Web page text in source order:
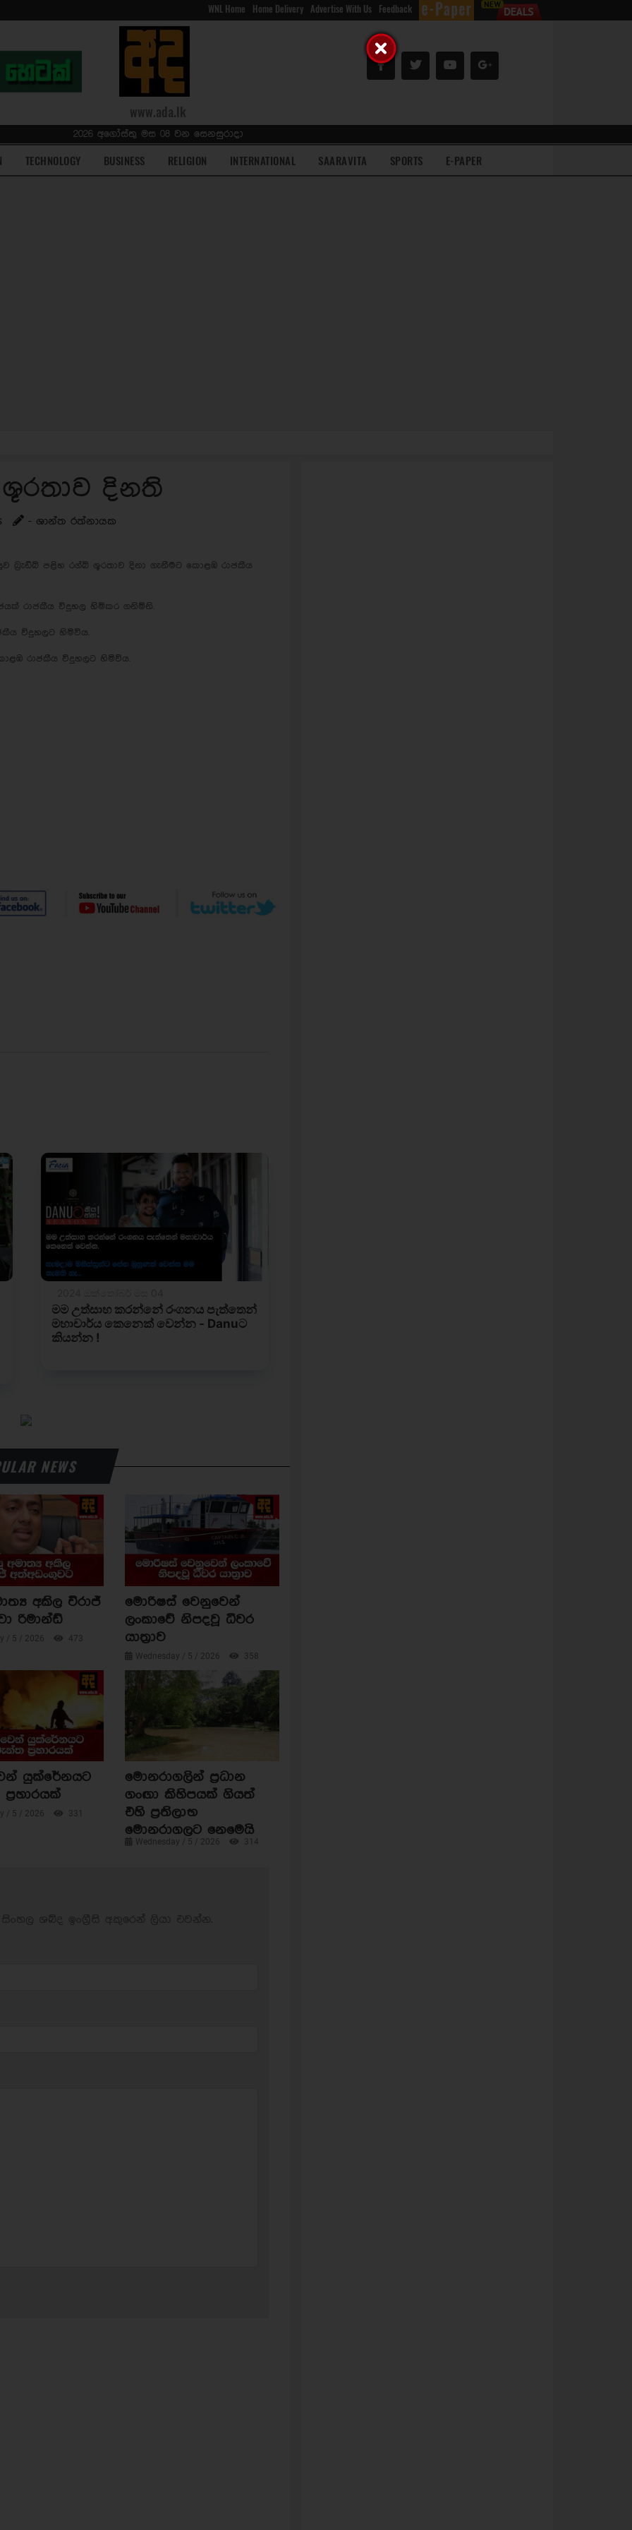
WNL Home Home Delivery Advertise With Us Feedback
www.ada.lk
2026 අගෝස්තු මස 08 වන සෙනසුරාදා
TECHNOLOGY BUSINESS RELIGION INTERNATIONAL SAARAVITA SPORTS E-PAPER
දිනති
- ශාන්ත රත්නායක
බ්‍රැඩ්බි පළිහ රග්බි ශූරතාව දිනා ගැනීමට කොළඹ රාජකීය
රාජකීය විදුහල හිමිකර ගනිමිනි.
විදුහලට හිමිවිය.
රාජකීය විදුහලට හිමිවිය.
NEWS
අකිල විරාජ්
රිමාන්ඩ්
/ 5 / 2026 473
මොරිෂස් වෙනුවෙන්
ලංකාවේ නිපදවූ ධීවර
යාත්‍රාව
Wednesday / 5 / 2026 358
යුක්රේනයට
/ 5 / 2026 331
මොනරාගලින් ප්‍රධාන
ගංඟා කිහිපයක් ගියත්
එහි ප්‍රතිලාභ
මොනරාගලට නෙමෙයි
Wednesday / 5 / 2026 314